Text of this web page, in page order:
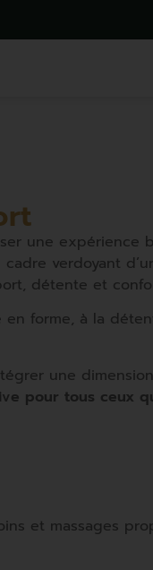
une expérience
verdoyant
détente et
en forme, à la
une
pour tous ceux
et massages